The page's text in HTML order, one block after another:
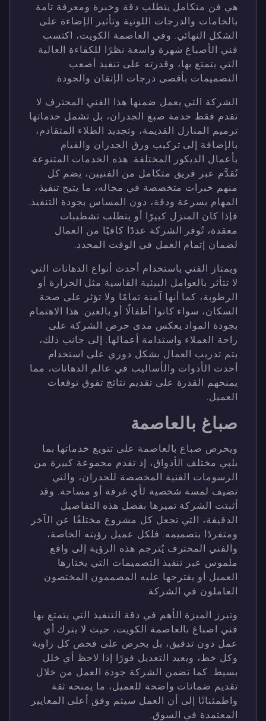
هي فن متكامل يتطلب دقة وخبرة ومعرفة تامة
بالخامات والدرجات اللونية وتأثير الإضاءة على
الشكل النهائي. وفي العاصمة الكويت، اكتسب
فني الأصباغ شهرة واسعة نظرًا للكفاءة العالية
التي يتمتع بها، وقدرته على تنفيذ أصعب
التصميمات بأقصى درجات الإتقان والجودة.
الشركة التي يعمل ضمنها هذا الفني المحترف لا
تقدم فقط خدمة صبغ الجدران، بل تشمل خدماتها
ترميم المنازل القديمة، وتجديد الطلاء المتقادم،
بالإضافة إلى تركيب ورق الجدران والقيام
بأعمال الديكور المختلفة. هذه الخدمات المتنوعة
تُقدَّم عبر فريق متكامل من الفنيين، يضم كل
منهم خبرات متخصصة في مجاله، ما يتيح تنفيذ
المهام بسرعة ودقة، دون المساس بجودة التنفيذ.
فإذا كان المنزل كبيرًا أو يتطلب تشطيبات
معقدة، تُوفر الشركة عددًا كافيًا من العمال
لضمان إتمام العمل في الوقت المحدد.
ويمتاز الفني باستخدام أحدث أنواع الدهانات التي
لا تتأثر بالعوامل البيئية القاسية مثل الحرارة أو
الرطوبة، كما أنها آمنة تمامًا ولا تؤثر على صحة
السكان، سواء كانوا أطفالًا أو بالغين. هذا الاهتمام
بجودة المواد يعكس مدى حرص الشركة على
راحة العملاء واستدامة أعمالها. إلى جانب ذلك،
يتم تدريب العمال بشكل دوري على استخدام
أحدث الأدوات والأساليب في عالم الدهانات، مما
يمنحهم القدرة على تقديم نتائج تفوق توقعات
العميل.
صباغ بالعاصمة
ويحرص صباغ بالعاصمة على تنويع خدماتها بما
يلبي مختلف الأذواق، إذ تقدم مجموعة كبيرة من
الرسومات الفنية المخصصة للجدران، والتي
تضيف لمسة شخصية لأي غرفة أو مساحة. وقد
أثبتت الشركة تميزها بفضل هذه التفاصيل
الدقيقة، التي تجعل كل مشروع مختلفًا عن الآخر
ومتفردًا بتصميمه. فلكل عميل رؤيته الخاصة،
والفني المحترف يُترجم هذه الرؤية إلى واقع
ملموس عبر تنفيذ التصميمات التي يختارها
العميل أو يقترحها عليه المصممون المختصون
العاملون في الشركة.
وتبرز الميزة الأهم في دقة التنفيذ التي يتمتع بها
فني اصباغ بالعاصمة الكويت، حيث لا يترك أي
عمل دون تدقيق، بل يحرص على فحص كل زاوية
وكل خط، ويعيد التعديل فورًا إذا لاحظ أي خلل
بسيط. كما تضمن الشركة جودة العمل من خلال
تقديم ضمانات واضحة للعميل، ما يمنحه ثقة
واطمئنانًا إلى أن العمل سيتم وفق أعلى المعايير
المعتمدة في السوق.